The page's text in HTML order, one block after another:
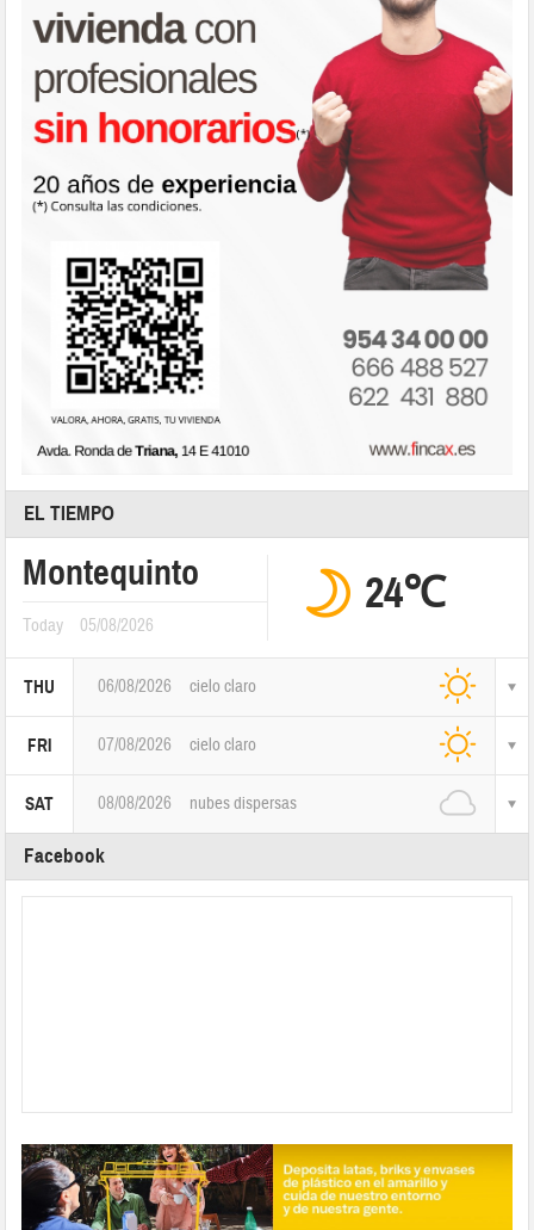
EL TIEMPO
Montequinto
Today 05/08/2026
24℃
THU 06/08/2026 cielo claro
FRI 07/08/2026 cielo claro
SAT 08/08/2026 nubes dispersas
Facebook